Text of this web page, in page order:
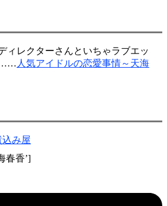
ィレクターさんといちゃラブエッ
…… 人気アイドルの恋愛事情～天海
み屋
春香’]